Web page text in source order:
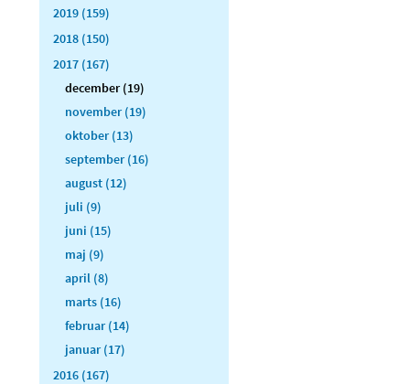
2019 (159)
2018 (150)
2017 (167)
december (19)
november (19)
oktober (13)
september (16)
august (12)
juli (9)
juni (15)
maj (9)
april (8)
marts (16)
februar (14)
januar (17)
2016 (167)